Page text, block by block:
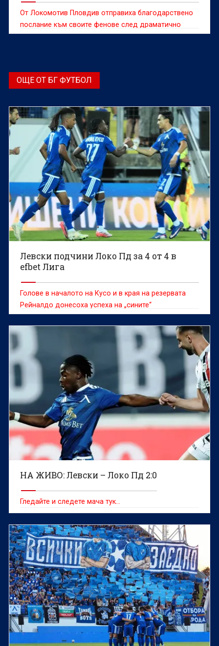
От Локомотив Пловдив отправиха благодарствено
послание към своите фенове след драматично
загубения бараж за Лигата на конференциите срещу
ОЩЕ ОТ БГ ФУТБОЛ
Левски подчини Локо Пд за 4 от 4 в
efbet Лига
Голове в началото на Кусо и в края на резервата
Рейналдо донесоха успеха на „сините“
НА ЖИВО: Левски – Локо Пд 2:0
Гледайте и следете мача тук…